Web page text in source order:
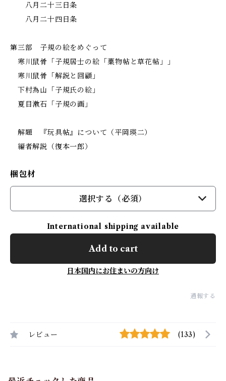
八月二十三日条
八月二十四日条
第三部 子規の絵をめぐって
寒川鼠骨「子規居士の絵――「菓物帖と草花帖」」
寒川鼠骨「解説と回顧」
下村為山「子規氏の絵」
夏目漱石「子規の画」
解題 『玩具帖』について（平岡瑛二）
編者解説（復本一郎）
梱包材
選択する（必須）
International shipping available
Add to cart
日本国内にお住まいの方向け
通報する
レビュー (133)